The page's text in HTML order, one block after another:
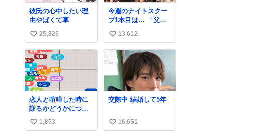
「飛ばしすぎたせい
か現在奈良県上空で
の待機を命じられて
おります」 でコンソ
メスープ吹き出しそ
うになりましたw
彼氏の心中したい理
由やばくて草
い
い
ね
数
25,825
今週のナイトスクー
プ1本目は… 「父の
部屋を奪いたい姉
妹」
い
い
13,612
恋人と喧嘩した時に
謝るかどうかについ
て考えてみました💭
▶︎自分から謝る or 悪
い
1,853
交際中 結婚して5年
い
16,651